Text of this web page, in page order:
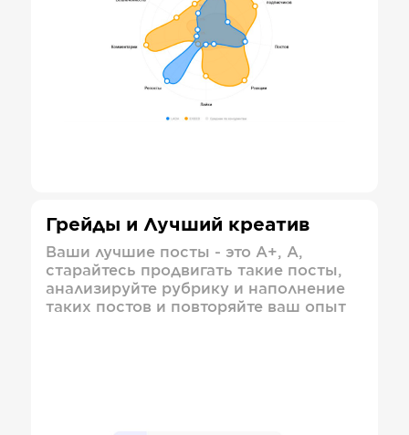
Грейды и Лучший креатив
Ваши лучшие посты - это А+, А,
старайтесь продвигать такие посты,
анализируйте рубрику и наполнение
таких постов и повторяйте ваш опыт